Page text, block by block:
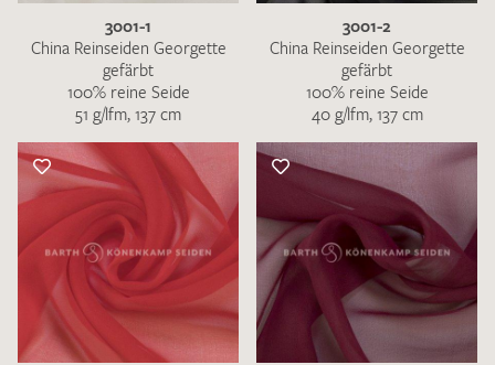
3001-1
China Reinseiden Georgette
gefärbt
100% reine Seide
51 g/lfm, 137 cm
3001-2
China Reinseiden Georgette
gefärbt
100% reine Seide
40 g/lfm, 137 cm